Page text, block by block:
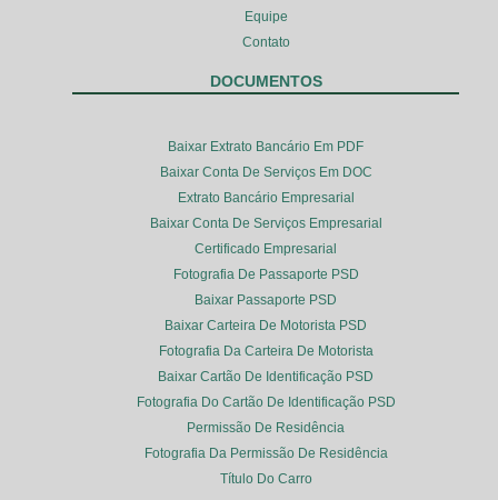
Equipe
Contato
DOCUMENTOS
Baixar Extrato Bancário Em PDF
Baixar Conta De Serviços Em DOC
Extrato Bancário Empresarial
Baixar Conta De Serviços Empresarial
Certificado Empresarial
Fotografia De Passaporte PSD
Baixar Passaporte PSD
Baixar Carteira De Motorista PSD
Fotografia Da Carteira De Motorista
Baixar Cartão De Identificação PSD
Fotografia Do Cartão De Identificação PSD
Permissão De Residência
Fotografia Da Permissão De Residência
Título Do Carro